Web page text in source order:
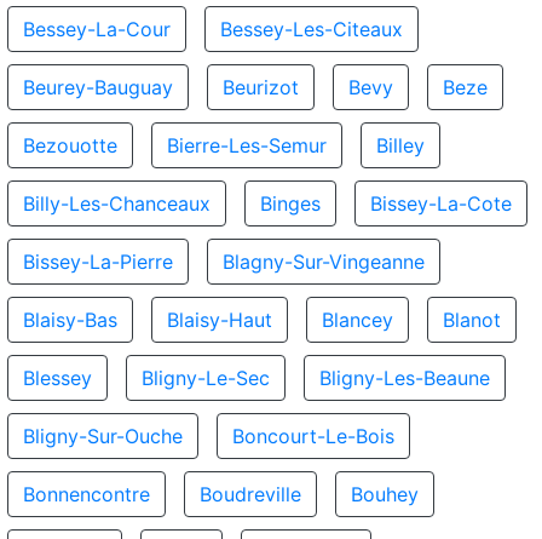
Bessey-La-Cour Bessey-Les-Citeaux
Beurey-Bauguay Beurizot Bevy Beze
Bezouotte Bierre-Les-Semur Billey
Billy-Les-Chanceaux Binges Bissey-La-Cote
Bissey-La-Pierre Blagny-Sur-Vingeanne
Blaisy-Bas Blaisy-Haut Blancey Blanot
Blessey Bligny-Le-Sec Bligny-Les-Beaune
Bligny-Sur-Ouche Boncourt-Le-Bois
Bonnencontre Boudreville Bouhey